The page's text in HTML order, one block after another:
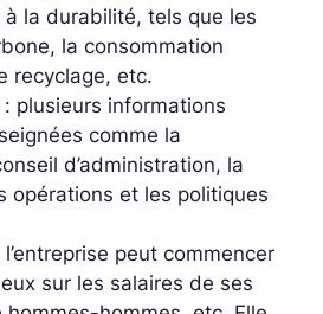
la durabilité, tels que les
la consommation
recyclage, etc.
: plusieurs informations
comme la
d’administration, la
opérations et les politiques
l’entreprise peut commencer
sur les salaires de ses